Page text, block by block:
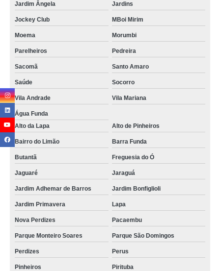
Jardim Ângela Jardins
Jockey Club MBoi Mirim
Moema Morumbi
Parelheiros Pedreira
Sacomã Santo Amaro
Saúde Socorro
Vila Andrade Vila Mariana
Água Funda
Alto da Lapa
Alto de Pinheiros
Bairro do Limão Barra Funda
Butantã Freguesia do Ó
Jaguaré Jaraguá
Jardim Adhemar de Barros Jardim Bonfiglioli
Jardim Primavera Lapa
Nova Perdizes Pacaembu
Parque Monteiro Soares Parque São Domingos
Perdizes Perus
Pinheiros Pirituba